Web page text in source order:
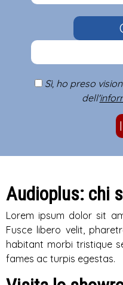
Sì, ho preso
dell'
Audioplus: chi
Lorem ipsum dolor sit
Fusce libero velit,
habitant morbi tristique
fames ac turpis egestas.